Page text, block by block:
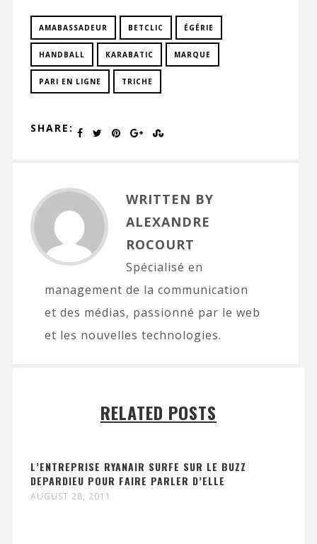
AMABASSADEUR BETCLIC ÉGÉRIE
HANDBALL KARABATIC MARQUE
PARI EN LIGNE TRICHE
SHARE:
WRITTEN BY
ALEXANDRE
ROCOURT
Spécialisé en
management de la communication
et des médias, passionné par le web
et les nouvelles technologies.
RELATED POSTS
L’ENTREPRISE RYANAIR SURFE SUR LE BUZZ
DEPARDIEU POUR FAIRE PARLER D’ELLE
AUGUST 28, 2011